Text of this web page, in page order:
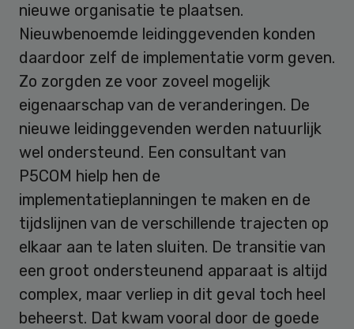
nieuwe organisatie te plaatsen.
Nieuwbenoemde leidinggevenden konden
daardoor zelf de implementatie vorm geven.
Zo zorgden ze voor zoveel mogelijk
eigenaarschap van de veranderingen. De
nieuwe leidinggevenden werden natuurlijk
wel ondersteund. Een consultant van
P5COM hielp hen de
implementatieplanningen te maken en de
tijdslijnen van de verschillende trajecten op
elkaar aan te laten sluiten. De transitie van
een groot ondersteunend apparaat is altijd
complex, maar verliep in dit geval toch heel
beheerst. Dat kwam vooral door de goede